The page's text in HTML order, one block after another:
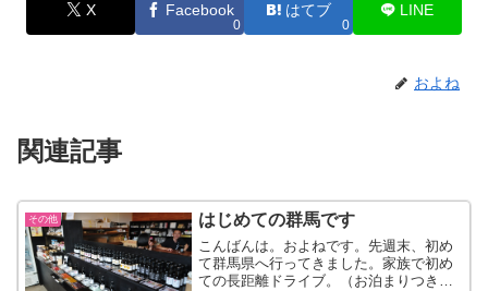
X Facebook
0
はてブ
0
LINE
およね
関連記事
その他 はじめての群馬です
こんばんは。およねです。先週末、初め
て群馬県へ行ってきました。家族で初め
ての長距離ドライブ。（お泊まりつき）